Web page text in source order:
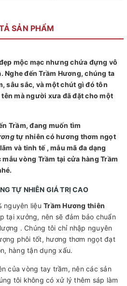
SẢN PHẨM
mộc mạc nhưng chứa đựng vô
Nghe đến Trầm Hương, chúng ta
sâu sắc, và một chút gì đó tôn
mà người xưa đã đặt cho một
Trầm, đang muốn tìm
tự nhiên có hương thơm ngọt
và tinh tế , mẫu mã đa dạng
vòng Trầm tại cửa hàng Trầm
TỰ NHIÊN GIÁ TRỊ CAO
nguyên liệu Trầm Hương thiên
tại xưởng, nên sẽ đảm bảo chuẩn
. Chúng tôi chỉ nhập nguyên
phôi tốt, hương thơm ngọt đạt
hàng tận dụng xấu.
của vòng tay trầm, nên các sản
tôi không có xử lý thêm sáp làm